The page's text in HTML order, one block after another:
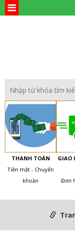
THANH TOÁN
Tiền mặt - Chuyển
khoản
GIAO
Đơn